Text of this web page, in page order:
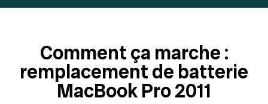
Comment ça marche :
remplacement de batterie
MacBook Pro 2011